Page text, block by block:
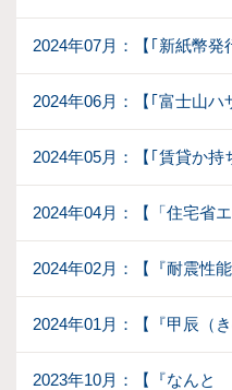
2024年07月：【｢新紙幣発
2024年06月：【｢富士山ハ
2024年05月：【｢賃貸か持
2024年04月：【「住宅省
2024年02月：【『耐震性
2024年01月：【『甲辰（
2023年10月：【『なんと